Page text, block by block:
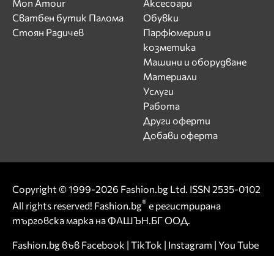
Mon Amour
Сватбен бутик Палома
Стоян Радичев
Аксесоари
Обувки
Парфюмерия и
козметика
Машини и оборудване
Материали
Услуги
Работа
Други оферти
Добави оферта
Copyright © 1999-2026 Fashion.bg Ltd. ISSN 2535-0102
All rights reserved! Fashion.bg® е регистрирана
търговска марка на ФАШЪН.БГ ООД.
Fashion.bg във Facebook | TikTok | Instagram | You Tube